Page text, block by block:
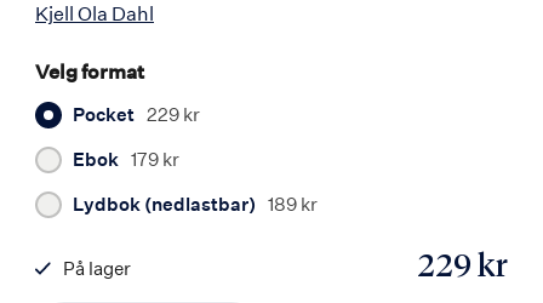
Kjell Ola Dahl
Velg format
Pocket 229 kr
Ebok 179 kr
Lydbok (nedlastbar) 189 kr
229 kr
På lager